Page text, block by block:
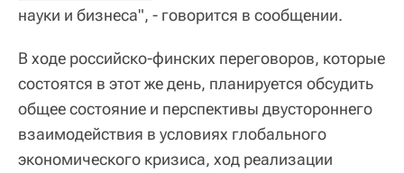
науки и бизнеса", - говорится в сообщении.
В ходе российско-финских переговоров, которые
состоятся в этот же день, планируется обсудить
общее состояние и перспективы двустороннего
взаимодействия в условиях глобального
экономического кризиса, ход реализации